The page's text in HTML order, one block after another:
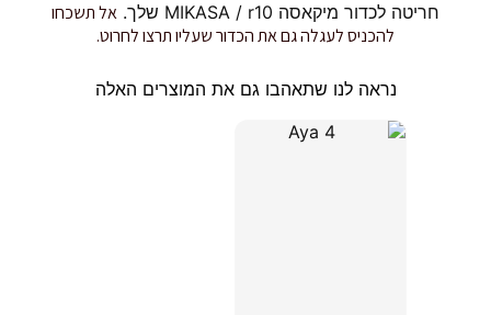
חריטה לכדור מיקאסה MIKASA / r10 שלך.
אל תשכחו
להכניס לעגלה גם את הכדור שעליו תרצו לחרוט.
נראה לנו שתאהבו גם את המוצרים האלה